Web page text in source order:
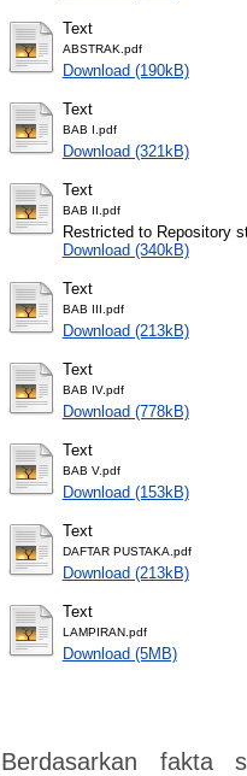
Text
ABSTRAK.pdf
Download (190kB)
Text
BAB I.pdf
Download (321kB)
Text
BAB II.pdf
Restricted to Repository
Download (340kB)
Text
BAB III.pdf
Download (213kB)
Text
BAB IV.pdf
Download (778kB)
Text
BAB V.pdf
Download (153kB)
Text
DAFTAR PUSTAKA.pdf
Download (213kB)
Text
LAMPIRAN.pdf
Download (5MB)
Berdasarkan fakta